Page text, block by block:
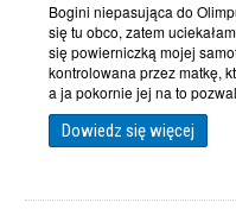
Bogini niepasująca do
się tu obco, zatem
się powierniczką mojej
kontrolowana przez matkę,
a ja pokornie jej na to
Dowiedz się więcej